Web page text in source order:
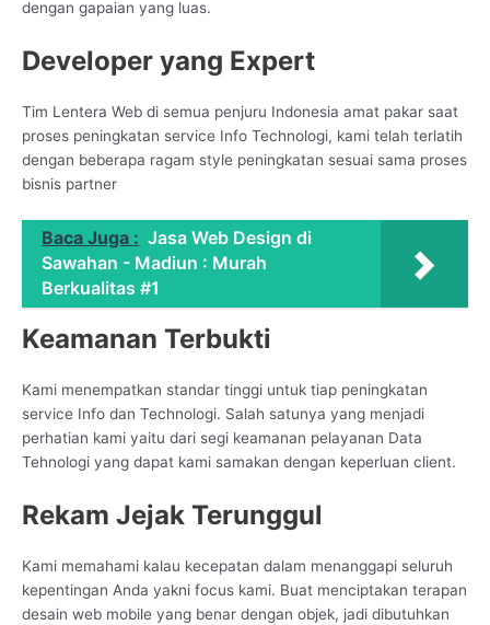
dengan gapaian yang luas.
Developer yang Expert
Tim Lentera Web di semua penjuru Indonesia amat pakar saat
proses peningkatan service Info Technologi, kami telah terlatih
dengan beberapa ragam style peningkatan sesuai sama proses
bisnis partner
Baca Juga : Jasa Web Design di
Sawahan - Madiun : Murah
Berkualitas #1
Keamanan Terbukti
Kami menempatkan standar tinggi untuk tiap peningkatan
service Info dan Technologi. Salah satunya yang menjadi
perhatian kami yaitu dari segi keamanan pelayanan Data
Tehnologi yang dapat kami samakan dengan keperluan client.
Rekam Jejak Terunggul
Kami memahami kalau kecepatan dalam menanggapi seluruh
kepentingan Anda yakni focus kami. Buat menciptakan terapan
desain web mobile yang benar dengan objek, jadi dibutuhkan